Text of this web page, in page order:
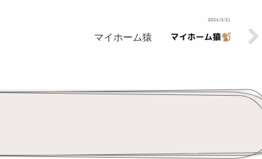
マイホーム猿